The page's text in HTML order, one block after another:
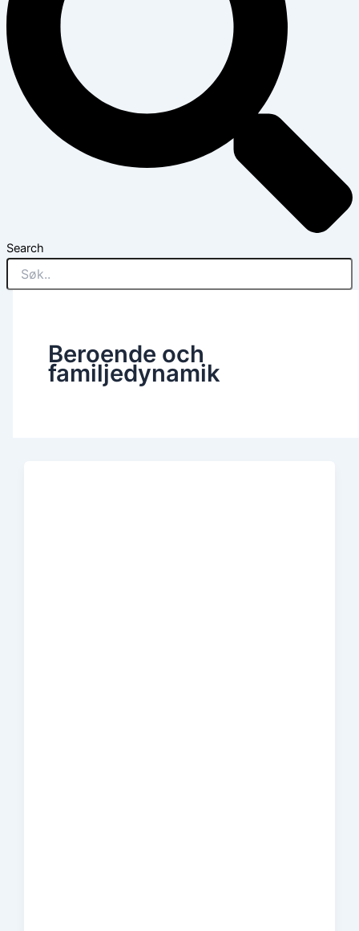
Search
Beroende och
familjedynamik